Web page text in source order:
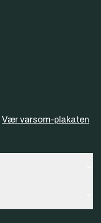
Vær varsom-plakaten